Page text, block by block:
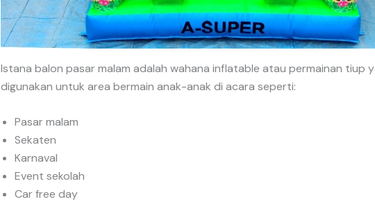
Istana balon pasar malam adalah wahana inflatable atau permainan tiup
digunakan untuk area bermain anak-anak di acara seperti:
Pasar malam
Sekaten
Karnaval
Event sekolah
Car free day